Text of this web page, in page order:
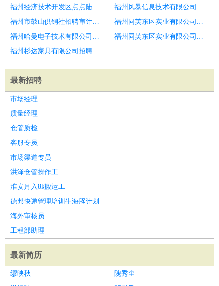
福州经济技术开发区点点陆号股权投资合伙企业(有限合伙)招聘经营审计主管
福州风暴信息技术有限公司招聘审计员
福州市鼓山供销社招聘审计主管
福州同芙东区实业有限公司招聘成本审计经理
福州哈曼电子技术有限公司招聘审计经理
福州同芙东区实业有限公司招聘审计助理
福州杉达家具有限公司招聘初中高审计员
最新招聘
市场经理
质量经理
仓管质检
客服专员
市场渠道专员
洪泽仓管操作工
淮安月入8k搬运工
德邦快递管理培训生海豚计划
海外审核员
工程部助理
最新简历
缪映秋
隗秀尘